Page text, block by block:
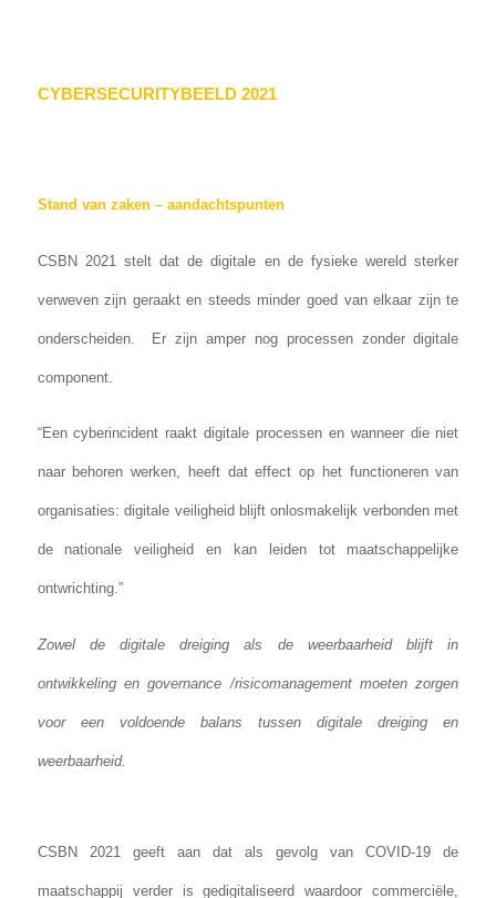
CYBERSECURITYBEELD 2021
Stand van zaken – aandachtspunten
CSBN 2021 stelt dat de digitale en de fysieke wereld sterker
verweven zijn geraakt en steeds minder goed van elkaar zijn te
onderscheiden. Er zijn amper nog processen zonder digitale
component.
“Een cyberincident raakt digitale processen en wanneer die niet
naar behoren werken, heeft dat effect op het functioneren van
organisaties: digitale veiligheid blijft onlosmakelijk verbonden met
de nationale veiligheid en kan leiden tot maatschappelijke
ontwrichting.”
Zowel de digitale dreiging als de weerbaarheid blijft in
ontwikkeling en governance /risicomanagement moeten zorgen
voor een voldoende balans tussen digitale dreiging en
weerbaarheid.
CSBN 2021 geeft aan dat als gevolg van COVID-19 de
maatschappij verder is gedigitaliseerd waardoor commerciële,